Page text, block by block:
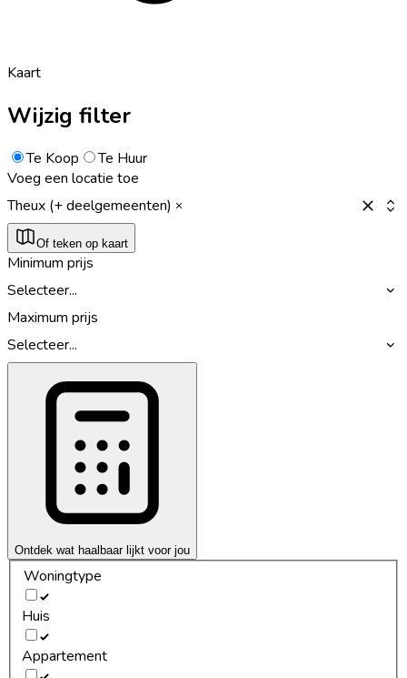
Kaart
Wijzig filter
Te Koop
Te Huur
Voeg een locatie toe
Theux (+ deelgemeenten)
Of teken op kaart
Minimum prijs
Selecteer...
Maximum prijs
Selecteer...
Ontdek wat haalbaar lijkt voor jou
Woningtype
Huis
Appartement